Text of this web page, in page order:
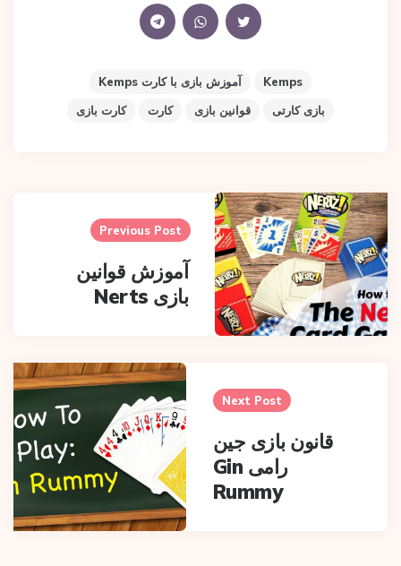
Kemps
آموزش بازی با کارت Kemps
بازی کارتی
قوانین بازی کارت کارت بازی
Post
navigation
Previous Post
آموزش قوانین
بازی Nerts
Next Post
قانون بازی جین
رامی Gin
Rummy